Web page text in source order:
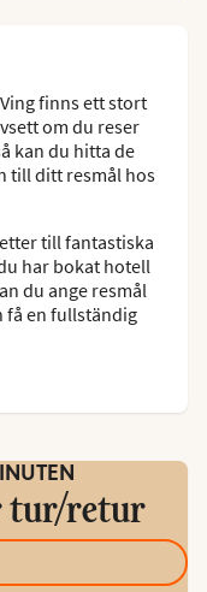
finns ett stort
om du reser
kan du hitta de
till ditt resmål hos
till fantastiska
har bokat hotell
du ange resmål
få en fullständig
tur/retur